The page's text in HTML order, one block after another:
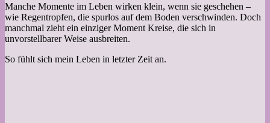
Manche Momente im Leben wirken klein, wenn sie geschehen –
wie Regentropfen, die spurlos auf dem Boden verschwinden. Doch
manchmal zieht ein einziger Moment Kreise, die sich in
unvorstellbarer Weise ausbreiten.
So fühlt sich mein Leben in letzter Zeit an.